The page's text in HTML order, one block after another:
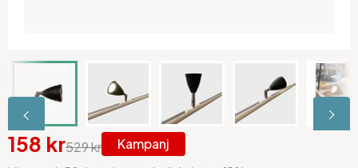
158 kr529 kr Kampanj